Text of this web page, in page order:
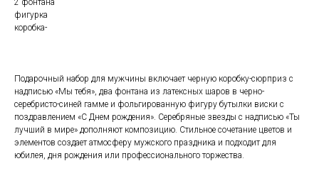
2 фонтана
фигурка
коробка-
Подарочный набор для мужчины включает черную коробку-сюрприз с
надписью «Мы тебя», два фонтана из латексных шаров в черно-
серебристо-синей гамме и фольгированную фигуру бутылки виски с
поздравлением «С Днем рождения». Серебряные звезды с надписью «Ты
лучший в мире» дополняют композицию. Стильное сочетание цветов и
элементов создает атмосферу мужского праздника и подходит для
юбилея, дня рождения или профессионального торжества.